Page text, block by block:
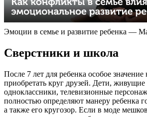
Эмоции в семье и развитие ребенка —
Сверстники и школа
После 7 лет для ребенка особое значение
приобретать круг друзей. Дети, живущие
одноклассники, телевизионные
полностью определяют манеру ребенка
а также его кругозор. Если в моде